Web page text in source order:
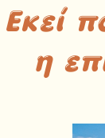
Εκεί
η